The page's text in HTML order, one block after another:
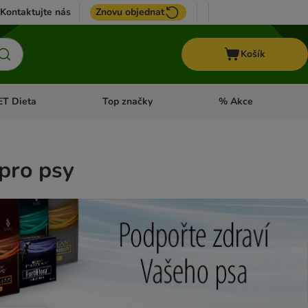
Kontaktujte nás Znovu objednat
Košík
menu: Koně
Dieta Otevřít menu: + VET Dieta
Top značky Otevřít menu: Top
% Akce
psy